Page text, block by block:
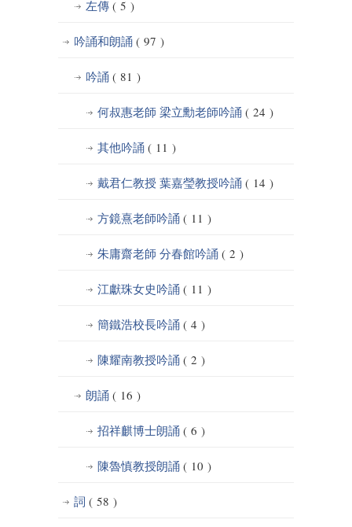
左傳 ( 5 )
吟誦和朗誦 ( 97 )
吟誦 ( 81 )
何叔惠老師 梁立勳老師吟誦 ( 24 )
其他吟誦 ( 11 )
戴君仁教授 葉嘉瑩教授吟誦 ( 14 )
方鏡熹老師吟誦 ( 11 )
朱庸齋老師 分春館吟誦 ( 2 )
江獻珠女史吟誦 ( 11 )
簡鐵浩校長吟誦 ( 4 )
陳耀南教授吟誦 ( 2 )
朗誦 ( 16 )
招祥麒博士朗誦 ( 6 )
陳魯慎教授朗誦 ( 10 )
詞 ( 58 )